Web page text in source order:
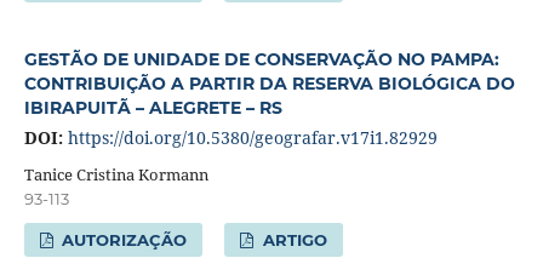
GESTÃO DE UNIDADE DE CONSERVAÇÃO NO PAMPA:
CONTRIBUIÇÃO A PARTIR DA RESERVA BIOLÓGICA DO
IBIRAPUITÃ – ALEGRETE – RS
DOI: https://doi.org/10.5380/geografar.v17i1.82929
Tanice Cristina Kormann
93-113
AUTORIZAÇÃO ARTIGO